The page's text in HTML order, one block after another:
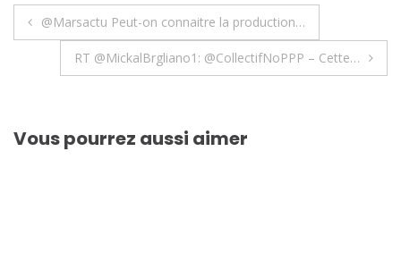
Navigation
@Marsactu Peut-on connaitre la production…
RT @MickalBrgliano1: @CollectifNoPPP – Cette…
Vous pourrez aussi aimer